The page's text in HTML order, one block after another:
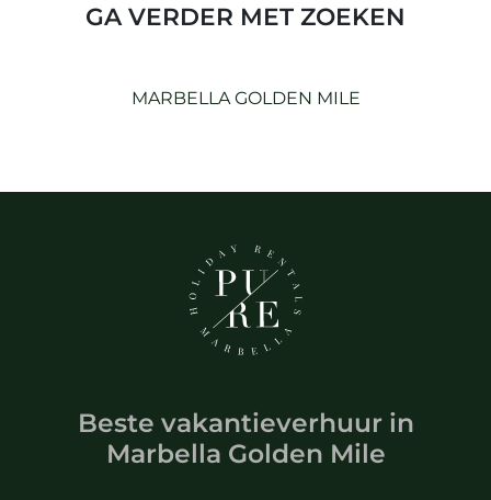
GA VERDER MET ZOEKEN
MARBELLA GOLDEN MILE
Beste vakantieverhuur in
Marbella Golden Mile